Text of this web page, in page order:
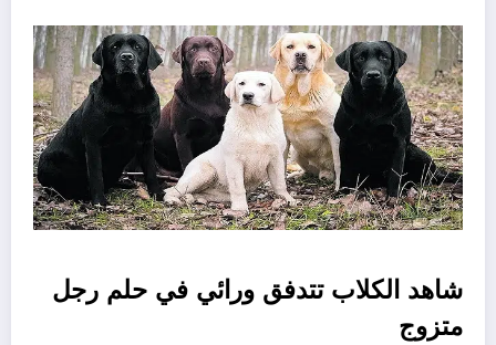
شاهد الكلاب تتدفق ورائي في حلم رجل
متزوج